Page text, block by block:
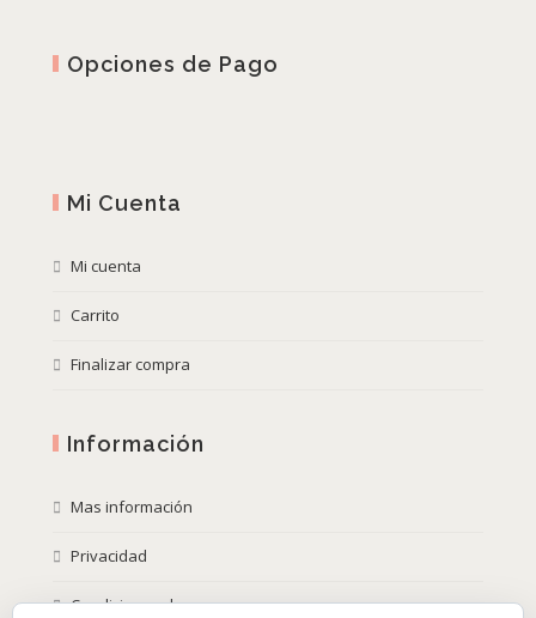
Opciones de Pago
Mi Cuenta
Mi cuenta
Carrito
Finalizar compra
Información
Mas información
Privacidad
Condiciones de compra